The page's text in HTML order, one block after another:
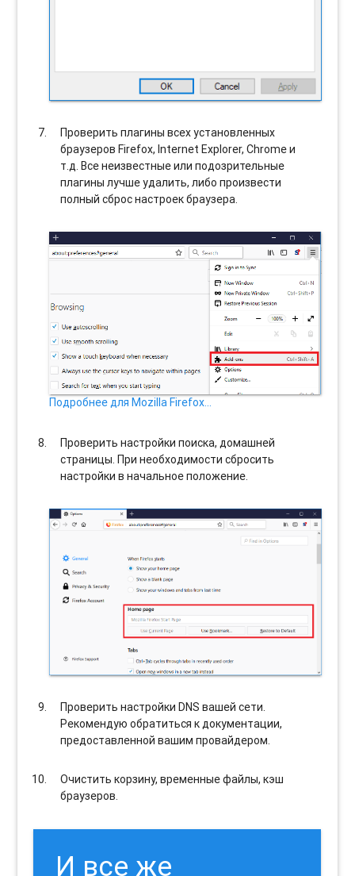
Проверить плагины всех установленных
браузеров Firefox, Internet Explorer, Chrome и
т.д. Все неизвестные или подозрительные
плагины лучше удалить, либо произвести
полный сброс настроек браузера.
Подробнее для Mozilla Firefox…
Проверить настройки поиска, домашней
страницы. При необходимости сбросить
настройки в начальное положение.
Проверить настройки DNS вашей сети.
Рекомендую обратиться к документации,
предоставленной вашим провайдером.
Очистить корзину, временные файлы, кэш
браузеров.
И все же